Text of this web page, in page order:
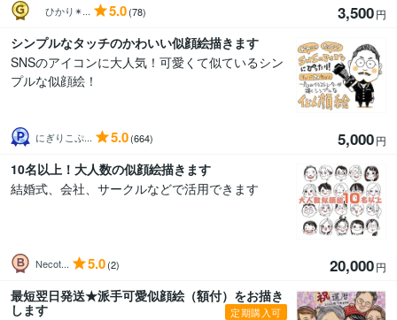
ひかり✴... 5.0(78) 3,500円
シンプルなタッチのかわいい似顔絵描きます
SNSのアイコンに大人気！可愛くて似ているシン
プルな似顔絵！
にぎりこぷ... 5.0(664) 5,000円
10名以上！大人数の似顔絵描きます
結婚式、会社、サークルなどで活用できます
Necot... 5.0(2) 20,000円
最短翌日発送★派手可愛似顔絵（額付）をお描き
します
定期購入可